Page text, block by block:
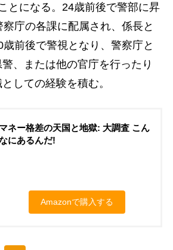
とになる。24歳前後で警部に昇
庁の各課に配属され、係長と
歳前後で警視となり、警察庁と
、または他の官庁を行ったり
しての経験を積む。
マネー格差の天国と地獄: 大調査 こん
にあるんだ!
Amazonで購入する